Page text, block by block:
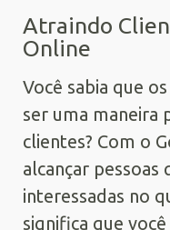
Atraindo
Online
Você sabia que os
ser uma maneira
clientes? Com o
alcançar
interessadas no
significa que